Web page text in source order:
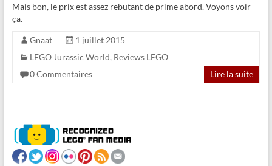
Mais bon, le prix est assez rebutant de prime abord. Voyons voir
ça.
Gnaat
1 juillet 2015
LEGO Jurassic World, Reviews LEGO
0 Commentaires
Lire la suite